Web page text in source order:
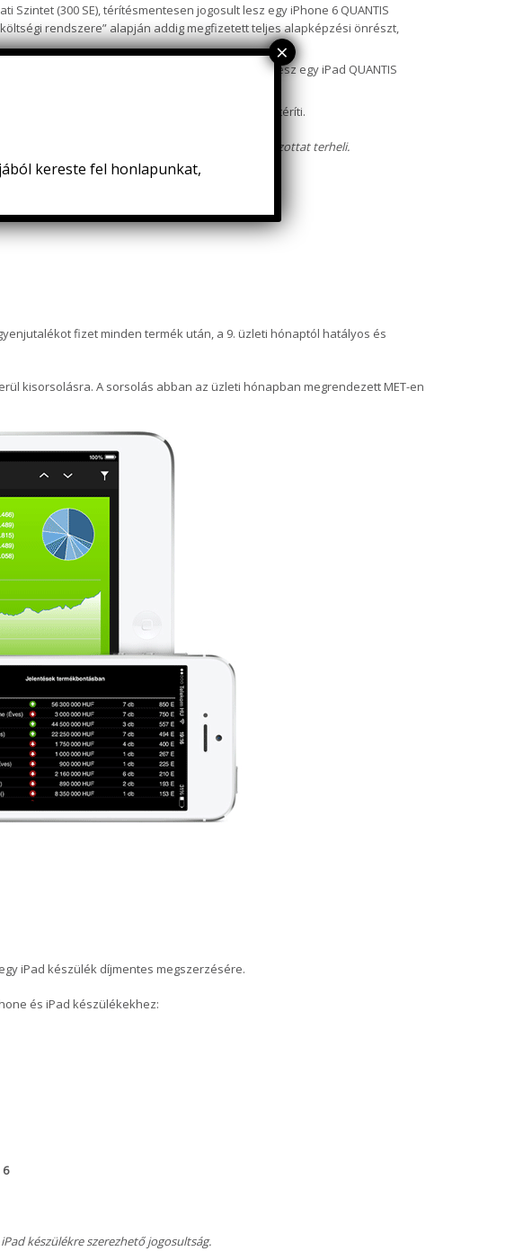
(300 SE), térítésmentesen jogosult lesz egy iPhone 6 QUANTIS
rendszere” alapján addig megfizetett teljes alapképzési önrészt,
(1000 Egység), térítésmentesen jogosult lesz egy iPad QUANTIS
a jövedelemrendszer részeként visszatéríti.
árkülönbözete (upgrade) 100%-ban a Megbízottat terheli.
fizet minden termék után, a 9. üzleti hónaptól hatályos és
kisorsolásra. A sorsolás abban az üzleti hónapban megrendezett MET-en
iPad készülék díjmentes megszerzésére.
és iPad készülékekhez:
készülékre szerezhető jogosultság.
kereste fel honlapunkat,